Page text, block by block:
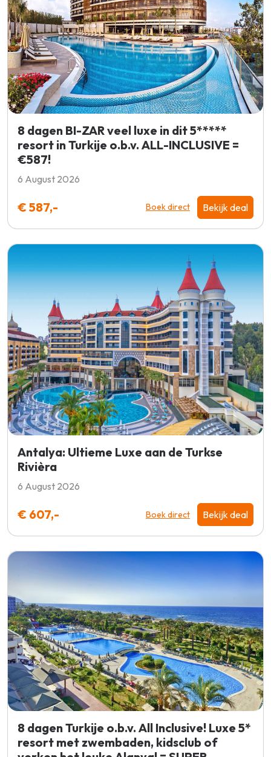
8 dagen BI-ZAR veel luxe in dit 5*****
resort in Turkije o.b.v. ALL-INCLUSIVE =
€587!
6 August 2026
€ 587,- Boek direct Bekijk deal
Antalya: Ultieme Luxe aan de Turkse
Rivièra
6 August 2026
€ 607,- Boek direct Bekijk deal
8 dagen Turkije o.b.v. All Inclusive! Luxe 5*
resort met zwembaden, kidsclub of